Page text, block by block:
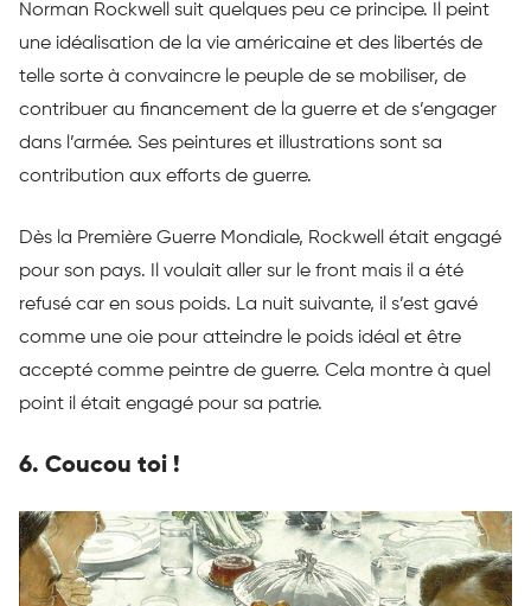
Norman Rockwell suit quelques peu ce principe. Il peint
une idéalisation de la vie américaine et des libertés de
telle sorte à convaincre le peuple de se mobiliser, de
contribuer au financement de la guerre et de s’engager
dans l’armée. Ses peintures et illustrations sont sa
contribution aux efforts de guerre.
Dès la Première Guerre Mondiale, Rockwell était engagé
pour son pays. Il voulait aller sur le front mais il a été
refusé car en sous poids. La nuit suivante, il s’est gavé
comme une oie pour atteindre le poids idéal et être
accepté comme peintre de guerre. Cela montre à quel
point il était engagé pour sa patrie.
6. Coucou toi !